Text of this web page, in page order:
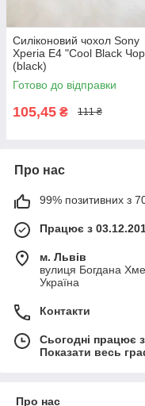
Силіконовий чохол Sony
Xperia E4 "Cool Black
(black)
Готово до відправки
105,45 ₴ 111 ₴
Про нас
99% позитивних з
Працює з
м. Львів
вулиця Богдана
Україна
Контакти
Сьогодні працює
Показати весь
Про нас